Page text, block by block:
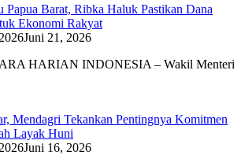
Papua Barat, Ribka Haluk Pastikan Dana
Ekonomi Rakyat
Juni 21, 2026
HARIAN INDONESIA – Wakil Menteri
Mendagri Tekankan Pentingnya Komitmen
Layak Huni
Juni 16, 2026